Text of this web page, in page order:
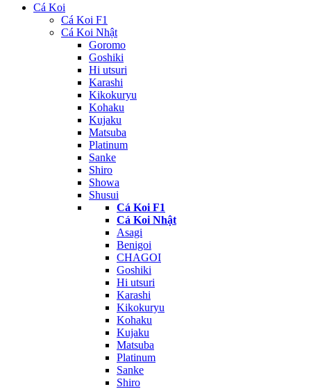
Cá Koi
Cá Koi F1
Cá Koi Nhật
Goromo
Goshiki
Hi utsuri
Karashi
Kikokuryu
Kohaku
Kujaku
Matsuba
Platinum
Sanke
Shiro
Showa
Shusui
Cá Koi F1
Cá Koi Nhật
Asagi
Benigoi
CHAGOI
Goshiki
Hi utsuri
Karashi
Kikokuryu
Kohaku
Kujaku
Matsuba
Platinum
Sanke
Shiro